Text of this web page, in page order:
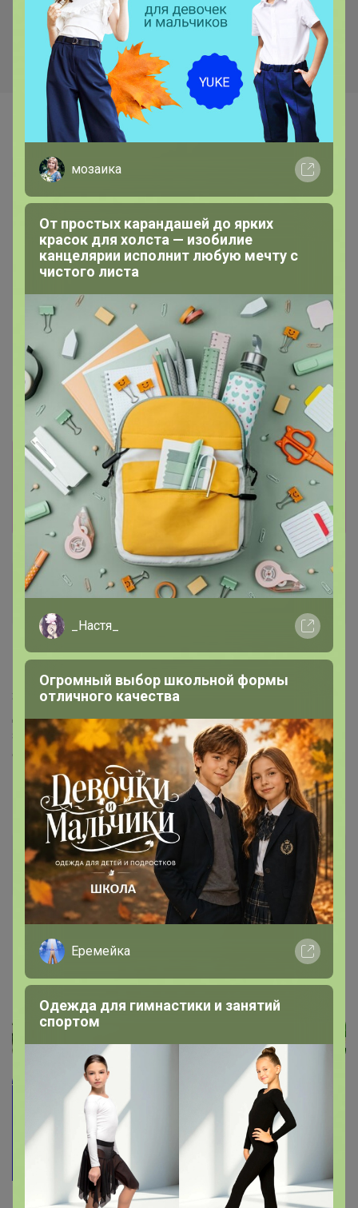
СКО 1-82
Крышка винтовая 82(станд)
Самые желанные
Спанбонд Черный 60мк,
5мх1.6м 01412
34р
Технохим краска д/ткани
унив.Синяя
Информация о заказах доступна
лишь членам клуба
Показать
Людмила1904
Виртуоз СП
19 декабря, 2023 16:40
ЗДРАВСТВУЙТЕ! первый раз заказала у вас семена.
Два пакетика семян выставили к оплате, остальные
зафиксировано. я не совсем понимаю отправка будет
осуществляться тоже по одному два пакетика? если
это так, то семена будут очень дорогими при оплате в
пункте выдачи по 55 рублей за каждую доставку.
ГЛАМУР
Бронзовый организатор
Людмила1904
, здравствуйте! В счет еще ни чего не
включала) Ждем только счет от поставщика
мозаика
От простых карандашей до ярких
красок для холста — изобилие
канцелярии исполнит любую мечту с
чистого листа
_Настя_
Огромный выбор школьной формы
отличного качества
Еремейка
Одежда для гимнастики и занятий
спортом